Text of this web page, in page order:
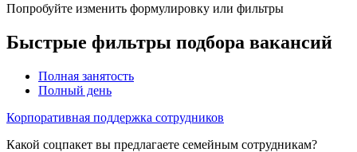
Попробуйте изменить формулировку или фильтры
Быстрые фильтры подбора вакансий
Полная занятость
Полный день
Корпоративная поддержка сотрудников
Какой соцпакет вы предлагаете семейным сотрудникам?